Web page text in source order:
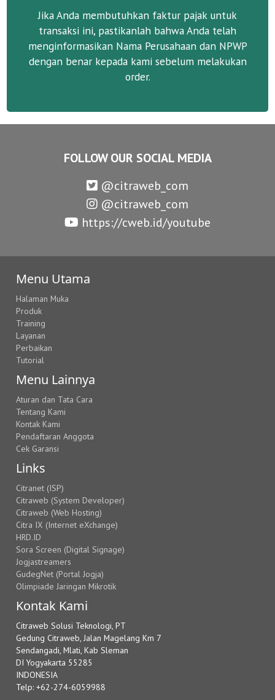
Jika Anda membutuhkan faktur pajak untuk
transaksi ini, pastikanlah bahwa Anda telah
menginformasikan Nama Perusahaan dan NPWP
dengan benar kepada kami sebelum melakukan
order.
FOLLOW OUR SOCIAL MEDIA
@citraweb_com
@citraweb_com
https://cweb.id/youtube
Menu Utama
Halaman Muka
Produk
Training
Layanan
Perbaikan
Tutorial
Menu Lainnya
Aturan dan Tata Cara
Tentang Kami
Kontak Kami
Pendaftaran Anggota
Cek Garansi
Links
Citranet (ISP)
Citraweb (System Developer)
Citraweb (Web Hosting)
Citra IX (Internet eXchange)
HRD.ID
Sora Screen (Digital Signage)
Jogjastreamers
GudegNet (Portal Jogja)
Olimpiade Jaringan Mikrotik
Kontak Kami
Citraweb Solusi Teknologi, PT
Gedung Citraweb, Jalan Magelang Km 7
Sendangadi, Mlati, Kab Sleman
DI Yogyakarta 55285
INDONESIA
Telp: +62-274-6059988